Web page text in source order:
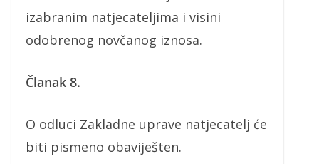
izabranim natjecateljima i visini
odobrenog novčanog iznosa.
Članak 8.
O odluci Zakladne uprave natjecatelj će
biti pismeno obaviješten.